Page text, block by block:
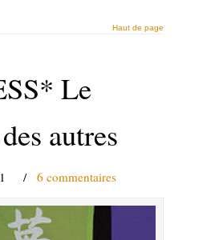
Haut de page
Le
autres
/ 6 commentaires